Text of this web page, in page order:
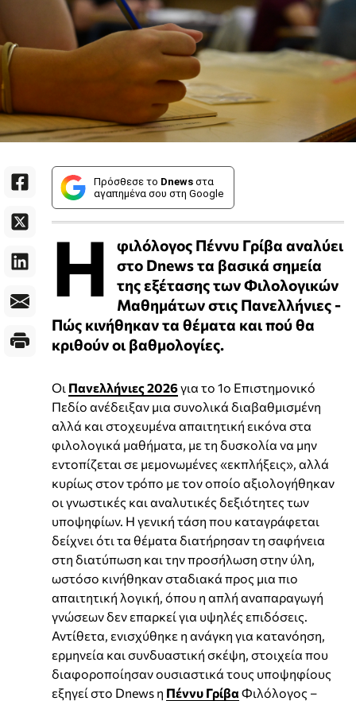
Πρόσθεσε το Dnews στα
αγαπημένα σου στη Google
Η
φιλόλογος Πέννυ Γρίβα αναλύει
στο Dnews τα βασικά σημεία
της εξέτασης των Φιλολογικών
Μαθημάτων στις Πανελλήνιες -
Πώς κινήθηκαν τα θέματα και πού θα
κριθούν οι βαθμολογίες.
Οι Πανελλήνιες 2026για το 1ο Επιστημονικό
Πεδίο ανέδειξαν μια συνολικά διαβαθμισμένη
αλλά και στοχευμένα απαιτητική εικόνα στα
φιλολογικά μαθήματα, με τη δυσκολία να μην
εντοπίζεται σε μεμονωμένες «εκπλήξεις», αλλά
κυρίως στον τρόπο με τον οποίο αξιολογήθηκαν
οι γνωστικές και αναλυτικές δεξιότητες των
υποψηφίων. Η γενική τάση που καταγράφεται
δείχνει ότι τα θέματα διατήρησαν τη σαφήνεια
στη διατύπωση και την προσήλωση στην ύλη,
ωστόσο κινήθηκαν σταδιακά προς μια πιο
απαιτητική λογική, όπου η απλή αναπαραγωγή
γνώσεων δεν επαρκεί για υψηλές επιδόσεις.
Αντίθετα, ενισχύθηκε η ανάγκη για κατανόηση,
ερμηνεία και συνδυαστική σκέψη, στοιχεία που
διαφοροποίησαν ουσιαστικά τους υποψηφίους
εξηγεί στο Dnews η Πέννυ Γρίβα Φιλόλογος –